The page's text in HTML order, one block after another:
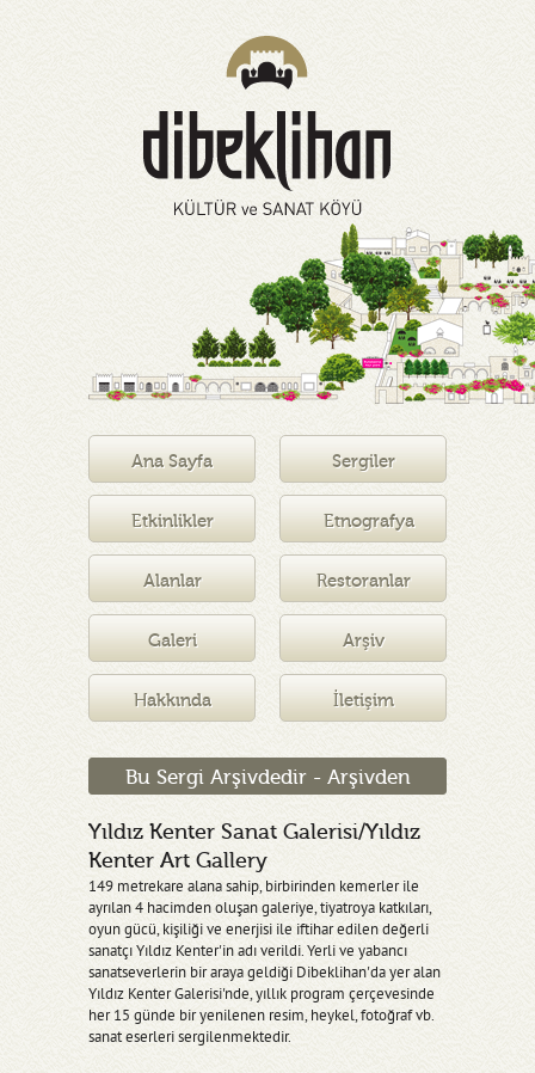
Ana Sayfa Sergiler
Etkinlikler Etnografya
Müzesi
Alanlar Restoranlar
Galeri Arşiv
Hakkında İletişim
Bu Sergi Arşivdedir - Arşivden
Yıldız Kenter Sanat Galerisi/Yıldız
Kenter Art Gallery
149 metrekare alana sahip, birbirinden kemerler ile
ayrılan 4 hacimden oluşan galeriye, tiyatroya katkıları,
oyun gücü, kişiliği ve enerjisi ile iftihar edilen değerli
sanatçı Yıldız Kenter'in adı verildi. Yerli ve yabancı
sanatseverlerin bir araya geldiği Dibeklihan'da yer alan
Yıldız Kenter Galerisi'nde, yıllık program çerçevesinde
her 15 günde bir yenilenen resim, heykel, fotoğraf vb.
sanat eserleri sergilenmektedir.